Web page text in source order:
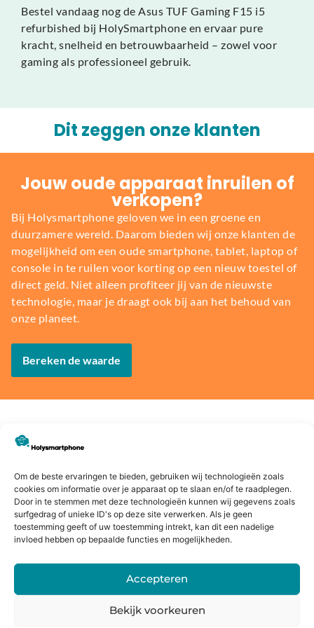
Om de beste ervaringen te bieden, gebruiken wij technologieën zoals
cookies om informatie over je apparaat op te slaan en/of te raadplegen.
Door in te stemmen met deze technologieën kunnen wij gegevens zoals
surfgedrag of unieke ID's op deze site verwerken. Als je geen
toestemming geeft of uw toestemming intrekt, kan dit een nadelige
invloed hebben op bepaalde functies en mogelijkheden.
Accepteren
Bekijk voorkeuren
Bestel vandaag nog de Asus TUF Gaming F15 i5
refurbished bij HolySmartphone en ervaar pure
kracht, snelheid en betrouwbaarheid – zowel voor
gaming als professioneel gebruik.
Dit zeggen onze klanten
Jouw oude apparaat inruilen of
verkopen?
Bij Holysmartphone geloven we in een groene en
duurzamere wereld. Daarom bieden wij onze klanten de
mogelijkheid om een oude smartphone, tablet, laptop of
console in te ruilen voor korting op een nieuw toestel of
direct geld. Niet alleen profiteer jij van de nieuwste
technologie, maar je draagt ook bij aan het behoud van
onze planeet.
Bereken de waarde
Voor
besteld,
morgen
in huis*
rmijn
keurmerk
Alternatieven